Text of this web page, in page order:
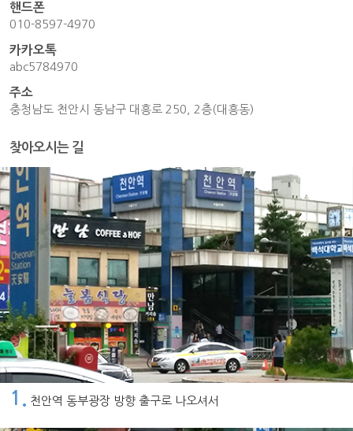
핸드폰
010-8597-4970
카카오톡
abc5784970
주소
충청남도 천안시 동남구 대흥로 250, 2층(대흥동)
찾아오시는 길
1. 천안역 동부광장 방향 출구로 나오셔서